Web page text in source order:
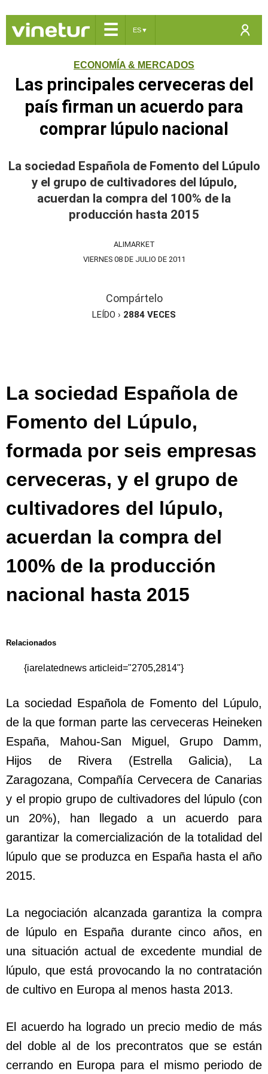
☰ ES▼
ECONOMÍA & MERCADOS
Las principales cerveceras del
país firman un acuerdo para
comprar lúpulo nacional
La sociedad Española de Fomento del Lúpulo
y el grupo de cultivadores del lúpulo,
acuerdan la compra del 100% de la
producción hasta 2015
ALIMARKET
VIERNES 08 DE JULIO DE 2011
Compártelo
LEÍDO › 2884 VECES
La sociedad Española de
Fomento del Lúpulo,
formada por seis empresas
cerveceras, y el grupo de
cultivadores del lúpulo,
acuerdan la compra del
100% de la producción
nacional hasta 2015
Relacionados
{iarelatednews articleid="2705,2814"}
La sociedad Española de Fomento del Lúpulo,
de la que forman parte las cerveceras Heineken
España, Mahou-San Miguel, Grupo Damm,
Hijos de Rivera (Estrella Galicia), La
Zaragozana, Compañía Cervecera de Canarias
y el propio grupo de cultivadores del lúpulo (con
un 20%), han llegado a un acuerdo para
garantizar la comercialización de la totalidad del
lúpulo que se produzca en España hasta el año
2015.
La negociación alcanzada garantiza la compra
de lúpulo en España durante cinco años, en
una situación actual de excedente mundial de
lúpulo, que está provocando la no contratación
de cultivo en Europa al menos hasta 2013.
El acuerdo ha logrado un precio medio de más
del doble al de los precontratos que se están
cerrando en Europa para el mismo periodo de